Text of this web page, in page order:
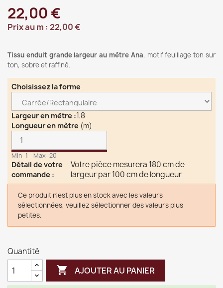
22,00 €
Prix au m : 22,00 €
Tissu enduit grande largeur au mètre Ana, motif feuillage ton sur
ton, sobre et raffiné.
Choisissez la forme
Largeur en mètre :1.8
Longueur en mètre (m)
Min: 1 - Max: 20
Détail de votre
commande :
Votre pièce mesurera 180 cm de
largeur par 100 cm de longueur
Ce produit n'est plus en stock avec les valeurs
sélectionnées, veuillez sélectionner des valeurs plus
petites.
Quantité
 AJOUTER AU PANIER